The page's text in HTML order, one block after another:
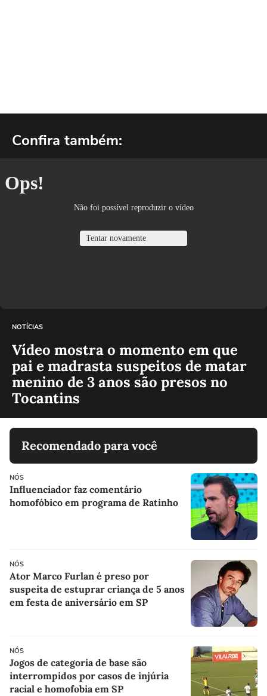
Confira também:
NOTÍCIAS
Vídeo mostra o momento em que
pai e madrasta suspeitos de matar
menino de 3 anos são presos no
Tocantins
Recomendado para você
NÓS
Influenciador faz comentário
homofóbico em programa de Ratinho
NÓS
Ator Marco Furlan é preso por
suspeita de estuprar criança de 5 anos
em festa de aniversário em SP
NÓS
Jogos de categoria de base são
interrompidos por casos de injúria
racial e homofobia em SP